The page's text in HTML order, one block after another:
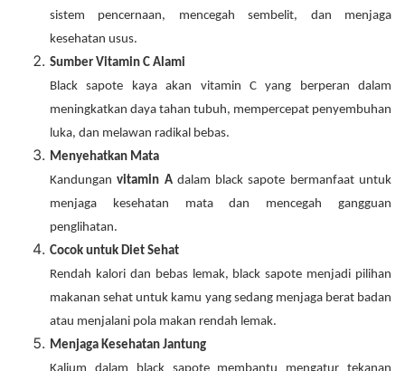
sistem pencernaan, mencegah sembelit, dan menjaga
kesehatan usus.
Sumber Vitamin C Alami
Black sapote kaya akan vitamin C yang berperan dalam
meningkatkan daya tahan tubuh, mempercepat penyembuhan
luka, dan melawan radikal bebas.
Menyehatkan Mata
Kandunganvitamin Adalam black sapote bermanfaat untuk
menjaga kesehatan mata dan mencegah gangguan
penglihatan.
Cocok untuk Diet Sehat
Rendah kalori dan bebas lemak, black sapote menjadi pilihan
makanan sehat untuk kamu yang sedang menjaga berat badan
atau menjalani pola makan rendah lemak.
Menjaga Kesehatan Jantung